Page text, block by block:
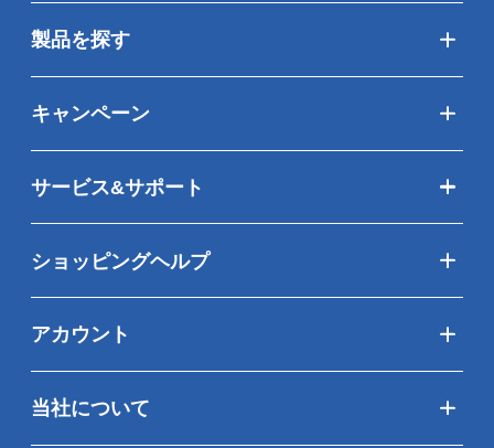
製品を探す
キャンペーン
サービス&サポート
ショッピングヘルプ
アカウント
当社について